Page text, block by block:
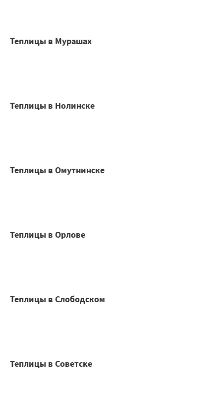
Теплицы в Мурашах
Теплицы в Нолинске
Теплицы в Омутнинске
Теплицы в Орлове
Теплицы в Слободском
Теплицы в Советске